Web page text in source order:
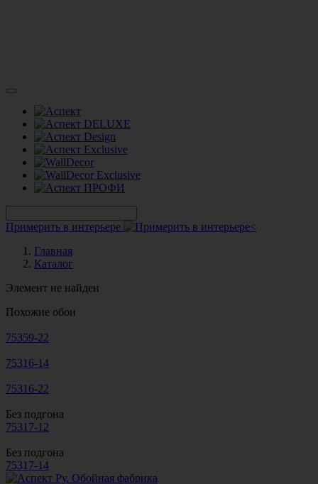
Примерить в интерьере
Главная
Каталог
Элемент не найден
Похожие обои
75359-22
75316-14
75316-22
Без подгона
75317-12
Без подгона
75317-14